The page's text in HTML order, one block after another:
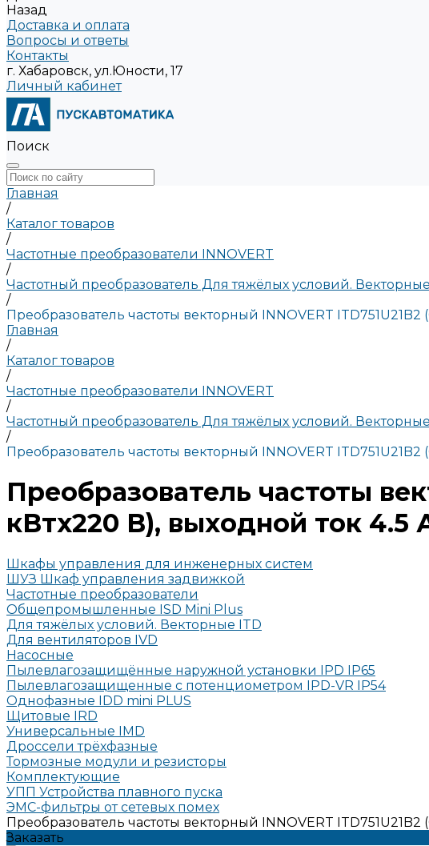
Назад
Доставка и оплата
Вопросы и ответы
Контакты
г. Хабаровск, ул.Юности, 17
Личный кабинет
Поиск
Главная
/
Каталог товаров
/
Частотные преобразователи INNOVERT
/
Частотный преобразователь Для тяжёлых условий.
/
Преобразователь частоты векторный INNOVERT
Главная
/
Каталог товаров
/
Частотные преобразователи INNOVERT
/
Частотный преобразователь Для тяжёлых условий.
/
Преобразователь частоты векторный INNOVERT
Преобразователь частоты
кВтx220 В), выходной ток 4.5
Шкафы управления для инженерных систем
ШУЗ Шкаф управления задвижкой
Частотные преобразователи
Общепромышленные ISD Mini Plus
Для тяжёлых условий. Векторные ITD
Для вентиляторов IVD
Насосные
Пылевлагозащищённые наружной установки IPD IP65
Пылевлагозащищенные с потенциометром IPD-VR IP54
Однофазные IDD mini PLUS
Щитовые IRD
Универсальные IMD
Дроссели трёхфазные
Тормозные модули и резисторы
Комплектующие
УПП Устройства плавного пуска
ЭМС-фильтры от сетевых помех
Преобразователь частоты векторный INNOVERT
Заказать